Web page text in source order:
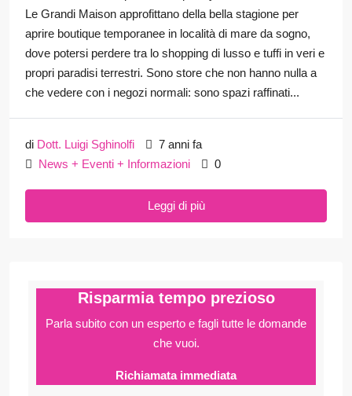
Le Grandi Maison approfittano della bella stagione per
aprire boutique temporanee in località di mare da sogno,
dove potersi perdere tra lo shopping di lusso e tuffi in veri e
propri paradisi terrestri. Sono store che non hanno nulla a
che vedere con i negozi normali: sono spazi raffinati...
di Dott. Luigi Sghinolfi
7 anni fa
News + Eventi + Informazioni
0
Leggi di più
Risparmia tempo prezioso
Parla subito con un esperto e fagli tutte le domande
che vuoi.
Richiamata immediata